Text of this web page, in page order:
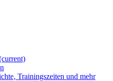
Trainingszeiten und mehr